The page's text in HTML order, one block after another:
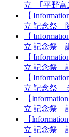
立 ｢平野富
【
立 記念祭
【
立 記念祭
【
立 記念祭
【
立 記念祭
【
立 記念祭
【
立 記念祭